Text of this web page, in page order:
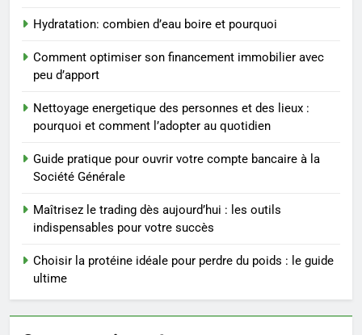
3
pour perdre du poids
4
Infection chronique de l’oreille :
Les secrets révélés pour une
Ordinary
SANTÉ
Hydratation: combien d’eau boire et pourquoi
Comment optimiser son financement immobilier avec
peu d’apport
Nettoyage energetique des personnes et des lieux :
pourquoi et comment l’adopter au quotidien
Guide pratique pour ouvrir votre compte bancaire à la
Société Générale
Maîtrisez le trading dès aujourd’hui : les outils
indispensables pour votre succès
Choisir la protéine idéale pour perdre du poids : le guide
ultime